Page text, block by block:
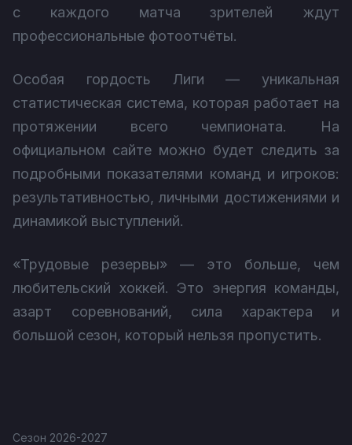
с каждого матча зрителей ждут
профессиональные фотоотчёты.
Особая гордость Лиги — уникальная
статистическая система, которая работает на
протяжении всего чемпионата. На
официальном сайте можно будет следить за
подробными показателями команд и игроков:
результативностью, личными достижениями и
динамикой выступлений.
«Трудовые резервы» — это больше, чем
любительский хоккей. Это энергия команды,
азарт соревнований, сила характера и
большой сезон, который нельзя пропустить.
Сезон 2026-2027